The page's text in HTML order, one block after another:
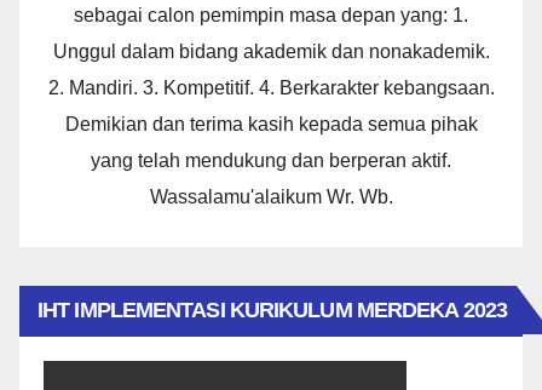
sebagai calon pemimpin masa depan yang: 1.
Unggul dalam bidang akademik dan nonakademik.
2. Mandiri. 3. Kompetitif. 4. Berkarakter kebangsaan.
Demikian dan terima kasih kepada semua pihak
yang telah mendukung dan berperan aktif.
Wassalamu'alaikum Wr. Wb.
IHT IMPLEMENTASI KURIKULUM MERDEKA 2023